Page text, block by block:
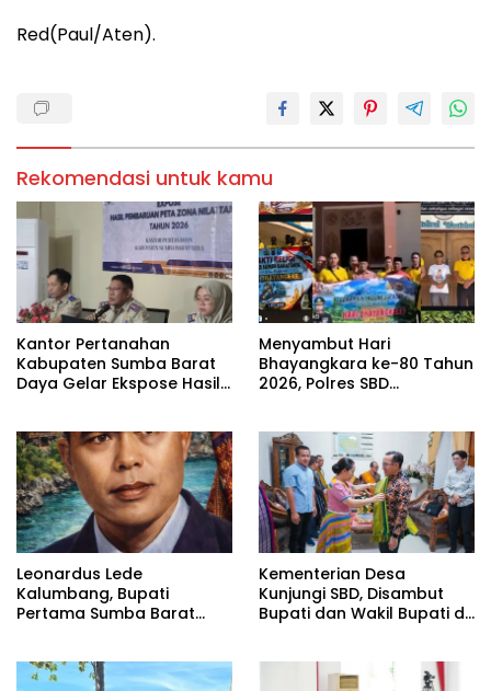
Red(Paul/Aten).
Rekomendasi untuk kamu
Kantor Pertanahan
Kabupaten Sumba Barat
Daya Gelar Ekspose Hasil
Menyambut Hari
Bhayangkara ke-80 Tahun
2026, Polres SBD
Tempat
Leonardus Lede
Kalumbang, Bupati
Pertama Sumba Barat
Sumba
Kementerian Desa
Kunjungi SBD, Disambut
Bupati dan Wakil Bupati di